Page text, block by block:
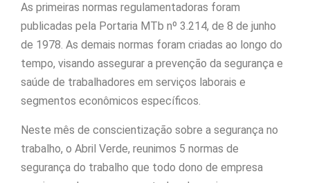
As primeiras normas regulamentadoras foram
publicadas pela Portaria MTb nº 3.214, de 8 de junho
de 1978. As demais normas foram criadas ao longo do
tempo, visando assegurar a prevenção da segurança e
saúde de trabalhadores em serviços laborais e
segmentos econômicos específicos.
Neste mês de conscientização sobre a segurança no
trabalho, o Abril Verde, reunimos 5 normas de
segurança do trabalho que todo dono de empresa